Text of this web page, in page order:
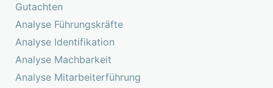
Gutachten
Analyse Führungskräfte
Analyse Identifikation
Analyse Machbarkeit
Analyse Mitarbeiterführung